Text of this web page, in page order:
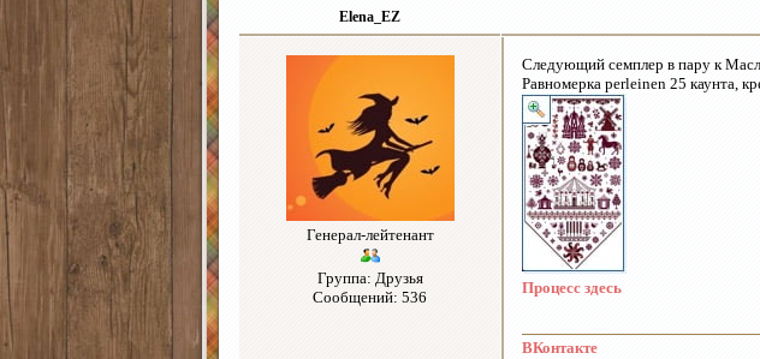
Elena_EZ
Генерал-лейтенант
Группа: Друзья
Сообщений: 536
Следующий семплер в пару к
Равномерка perleinen 25 каунта,
Процесс здесь
ВКонтакте